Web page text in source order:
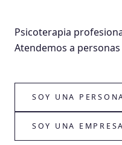
Psicoterapia
Atendemos a
SOY UNA
SOY UNA EMPRESA